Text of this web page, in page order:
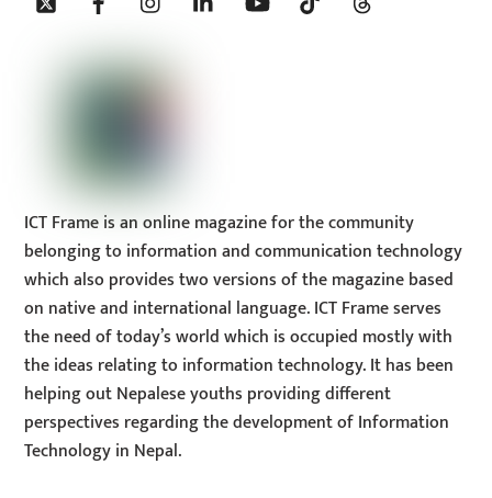
ICT Frame is an online magazine for the community
belonging to information and communication technology
which also provides two versions of the magazine based
on native and international language. ICT Frame serves
the need of today’s world which is occupied mostly with
the ideas relating to information technology. It has been
helping out Nepalese youths providing different
perspectives regarding the development of Information
Technology in Nepal.